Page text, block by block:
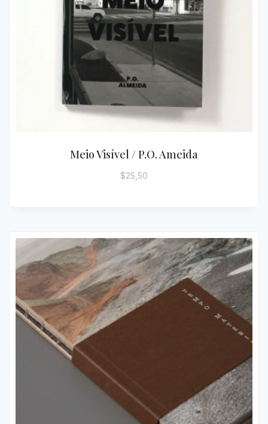
Meio Visível / P.O. Ameida
$25,50